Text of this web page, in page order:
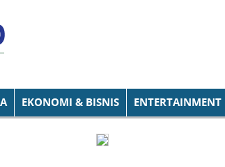
EKONOMI & BISNIS ENTERTAINMENT